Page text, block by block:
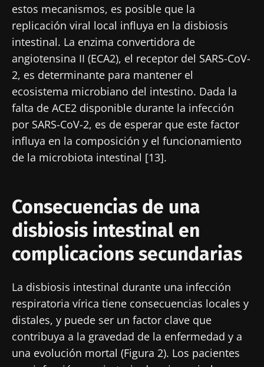
estos mecanismos, es posible que la
replicación viral local influya en la disbiosis
intestinal. La enzima convertidora de
angiotensina II (ECA2), el receptor del SARS-CoV-
2, es determinante para mantener el
ecosistema microbiano del intestino. Dada la
falta de ACE2 disponible durante la infección
por SARS-CoV-2, es de esperar que este factor
influya en la composición y el funcionamiento
de la microbiota intestinal [13].
Consecuencias de una
disbiosis intestinal en
complicacions secundarias
La disbiosis intestinal durante una infección
respiratoria vírica tiene consecuencias locales y
distales, y puede ser un factor clave que
contribuya a la gravedad de la enfermedad y a
una evolución mortal (Figura 2). Los pacientes
Redirección
Está a punto de ser redirigido y de dejar
nuestro sitio web.
Mantenerse informado
Únase a la comunidad de la microbiota para
profesionales sanitarios y reciba el
"Microbiota Digest" y el "HCP Magazine" que
le permitirá mantenerse informado sobre la
microbiota.
¡No se vaya tan rápido!
Únase a la comunidad de la microbiota para
profesionales sanitarios y reciba el
"Microbiota Digest" y el "HCP Magazine" que
Me gustaría registrarme para recibir más
noticias de Biocodex
He leído y acepto lascondiciones generales
de uso y lapolítica de protección de datosdel
Biocodex Microbiota Institute